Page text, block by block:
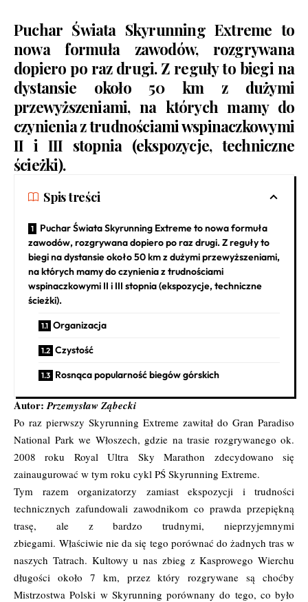
Puchar Świata Skyrunning Extreme to
nowa formuła zawodów, rozgrywana
dopiero po raz drugi. Z reguły to biegi na
dystansie około 50 km z dużymi
przewyższeniami, na których mamy do
czynienia z trudnościami wspinaczkowymi
II i III stopnia (ekspozycje, techniczne
ścieżki).
Spis treści
Puchar Świata Skyrunning Extreme to nowa formuła
zawodów, rozgrywana dopiero po raz drugi. Z reguły to
biegi na dystansie około 50 km z dużymi przewyższeniami,
na których mamy do czynienia z trudnościami
wspinaczkowymi II i III stopnia (ekspozycje, techniczne
ścieżki).
Organizacja
Czystość
Rosnąca popularność biegów górskich
Autor:Przemysław Ząbecki
Po raz pierwszy Skyrunning Extreme zawitał do Gran Paradiso
National Park we Włoszech, gdzie na trasie rozgrywanego ok.
2008 roku Royal Ultra Sky Marathon zdecydowano się
zainaugurować w tym roku cykl PŚ Skyrunning Extreme.
Tym razem organizatorzy zamiast ekspozycji i trudności
technicznych zafundowali zawodnikom co prawda przepiękną
trasę, ale z bardzo trudnymi, nieprzyjemnymi
zbiegami. Właściwie nie da się tego porównać do żadnych tras w
naszych Tatrach. Kultowy u nas zbieg z Kasprowego Wierchu
długości około 7 km, przez który rozgrywane są choćby
Mistrzostwa Polski w Skyrunning porównany do tego, co było